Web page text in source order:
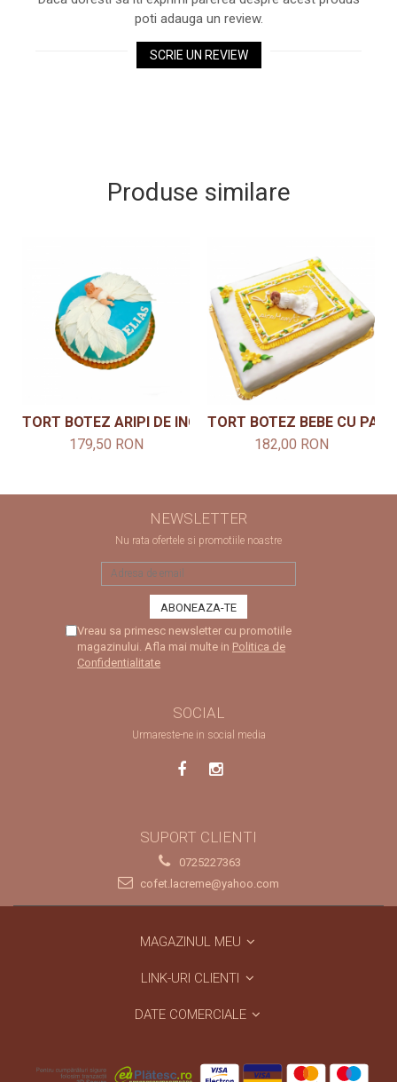
poti adauga un review.
SCRIE UN REVIEW
Produse similare
TORT BOTEZ ARIPI DE INGER
179,50 RON
TORT BOTEZ BEBE CU
182,00 RON
NEWSLETTER
Nu rata ofertele si promotiile noastre
Vreau sa primesc newsletter cu promotiile
magazinului. Afla mai multe in Politica de
Confidentialitate
SOCIAL
Urmareste-ne in social media
SUPORT CLIENTI
0725227363
cofet.lacreme@yahoo.com
MAGAZINUL MEU
LINK-URI CLIENTI
DATE COMERCIALE